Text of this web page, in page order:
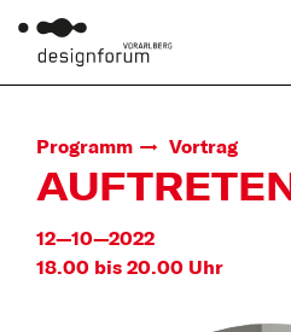
Programm Vortrag
AUFTRETEN
12—10—2022
18.00 bis 20.00 Uhr